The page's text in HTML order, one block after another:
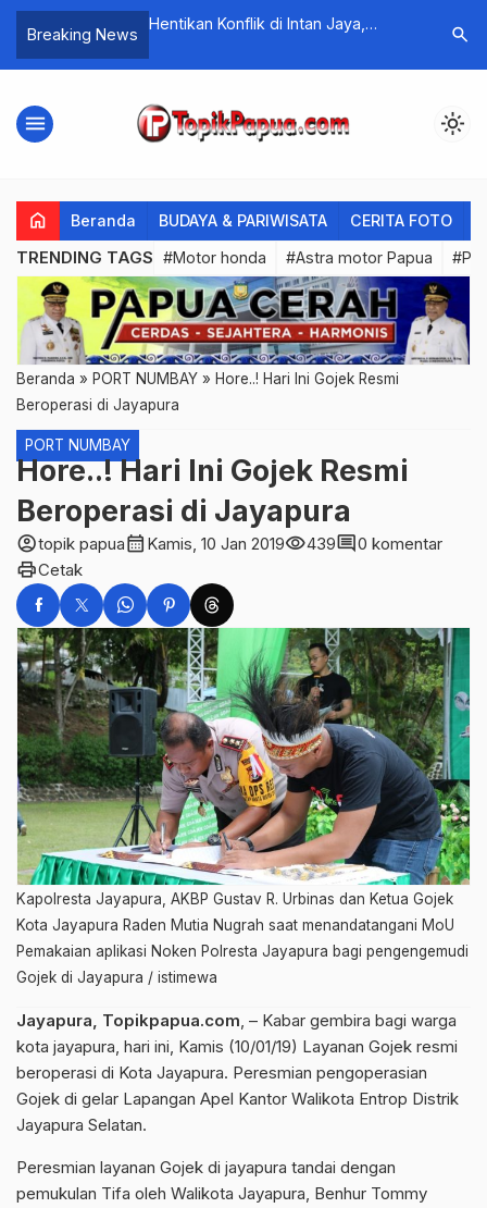
Breaking News
Hentikan Konflik di Intan Jaya,
Kebijakan
Ini
Papua
search
menu light_mode
home Beranda BUDAYA & PARIWISATA CERITA FOTO
TRENDING TAGS #Motor honda #Astra motor Papua
Beranda » PORT NUMBAY » Hore..! Hari Ini Gojek Resmi
Beroperasi di Jayapura
PORT NUMBAY
Hore..! Hari Ini Gojek Resmi
Beroperasi di Jayapura
account_circletopik papuacalendar_month Kamis, 10 Jan 2019visibility439comment0 komentar
printCetak
Kapolresta Jayapura, AKBP Gustav R. Urbinas dan Ketua Gojek
Kota Jayapura Raden Mutia Nugrah saat menandatangani MoU
Pemakaian aplikasi Noken Polresta Jayapura bagi pengengemudi
Gojek di Jayapura / istimewa
Jayapura, Topikpapua.com, – Kabar gembira bagi warga
kota jayapura, hari ini, Kamis (10/01/19) Layanan Gojek resmi
beroperasi di Kota Jayapura. Peresmian pengoperasian
Gojek di gelar Lapangan Apel Kantor Walikota Entrop Distrik
Jayapura Selatan.
Peresmian layanan Gojek di jayapura tandai dengan
pemukulan Tifa oleh Walikota Jayapura, Benhur Tommy